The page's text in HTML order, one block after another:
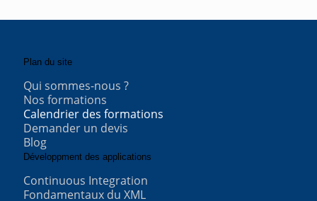
Plan du site
Qui sommes-nous ?
Nos formations
Calendrier des formations
Demander un devis
Blog
Développment des applications
Continuous Integration
Fondamentaux du XML